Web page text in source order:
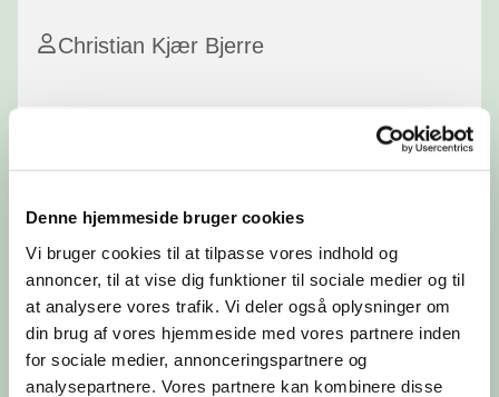
Denne hjemmeside bruger cookies
Vi bruger cookies til at tilpasse vores indhold og
annoncer, til at vise dig funktioner til sociale medier og til
at analysere vores trafik. Vi deler også oplysninger om
din brug af vores hjemmeside med vores partnere inden
for sociale medier, annonceringspartnere og
analysepartnere. Vores partnere kan kombinere disse
Christian Kjær Bjerre